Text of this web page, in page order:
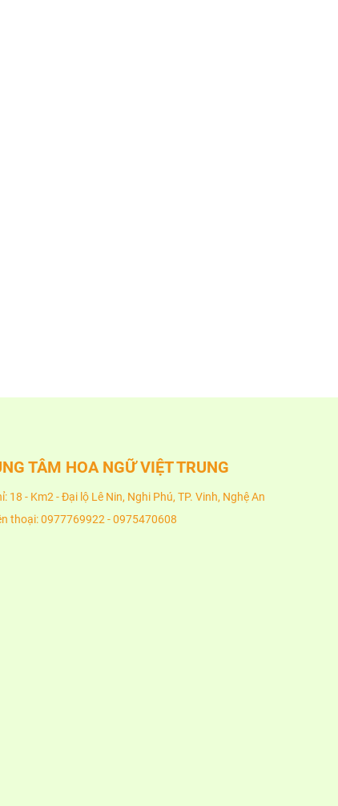
TÂM HOA NGỮ VIỆT TRUNG
18 - Km2 - Đại lộ Lê Nin, Nghi Phú, TP. Vinh, Nghệ An
thoại: 0977769922 - 0975470608